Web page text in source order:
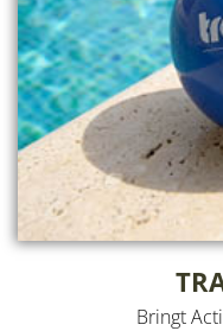
Bringt